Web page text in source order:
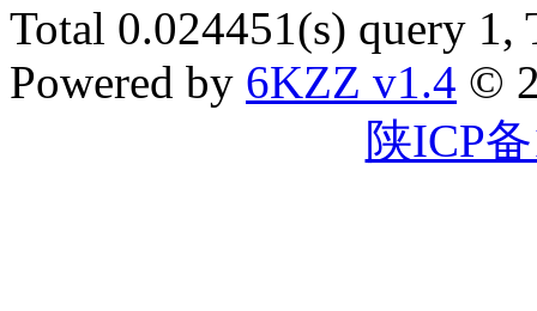
Total 0.024451(s) query
Powered by 6KZZ v1.4 ©
陕ICP